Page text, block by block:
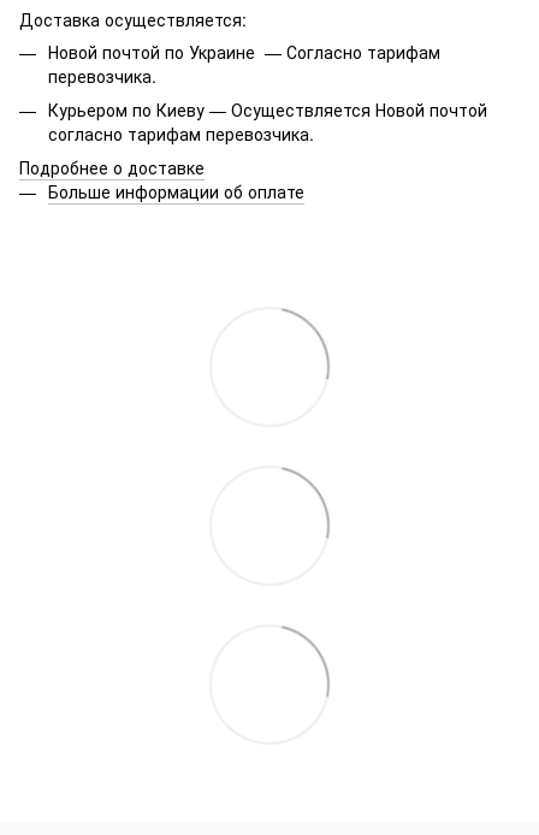
Доставка осуществляется:
Новой почтой по Украине — Согласно тарифам
перевозчика.
Курьером по Киеву — Осуществляется Новой почтой
согласно тарифам перевозчика.
Подробнее о доставке
Больше информации об оплате